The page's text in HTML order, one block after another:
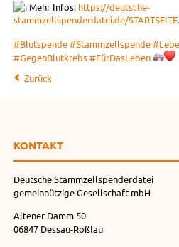
Mehr Infos: https://deutsche-
stammzellspenderdatei.de/
#Blutspende#Stammzellspende
#GegenBlutkrebs#FürDasLeben
Zurück
KONTAKT
Deutsche Stammzellspenderdatei
gemeinnützige Gesellschaft mbH
Altener Damm 50
06847 Dessau-Roßlau